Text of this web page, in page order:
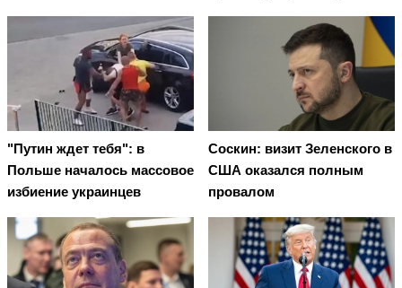
"Путин ждет тебя": в
Польше началось массовое
избиение украинцев
Соскин: визит Зеленского в
США оказался полным
провалом